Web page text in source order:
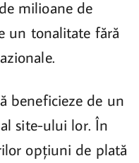
milioane de
un tonalitate fără
beneficieze de un
site-ului lor. În
opțiuni de plată